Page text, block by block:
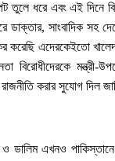
তুলে ধরে এবং এই
ডাক্তার, সাংবাদিক সহ
করেছি এদেরকেইতো
বিরোধীদেরকে
রাজনীতি করার সুযোগ দিল
ও ডালিম এখনও